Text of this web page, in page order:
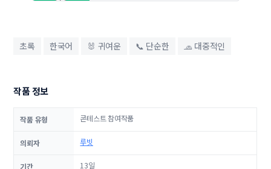
초록 한국어 🐰 귀여운 📞 단순한 🧢 대중적인
작품 정보
작품 유형 콘테스트 참여작품
의뢰자 루빗
기간 13일